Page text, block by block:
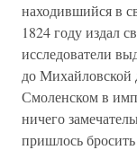
находившийся в
1824 году издал
исследователи
до
Смоленском в
ничего
пришлось